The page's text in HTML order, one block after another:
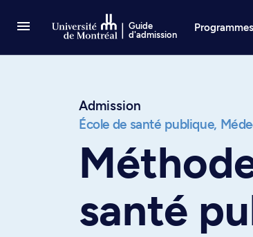
Guide
d'admission
Admission
École de santé publique,
santé